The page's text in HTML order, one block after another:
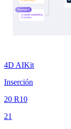
4D AIKit
Inserción
20 R10
21